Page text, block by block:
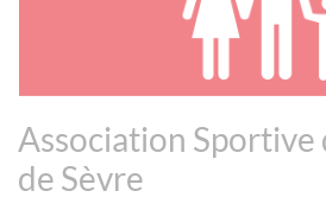
Association Sportive
de Sèvre